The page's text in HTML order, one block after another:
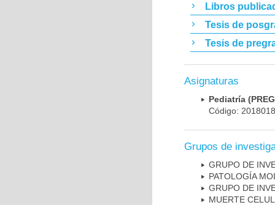
Libros
Tesis de
Tesis de
Asignaturas
Pediatría
Código:
Grupos de
GRUPO DE
PATOLOGÍA
GRUPO DE
MUERTE